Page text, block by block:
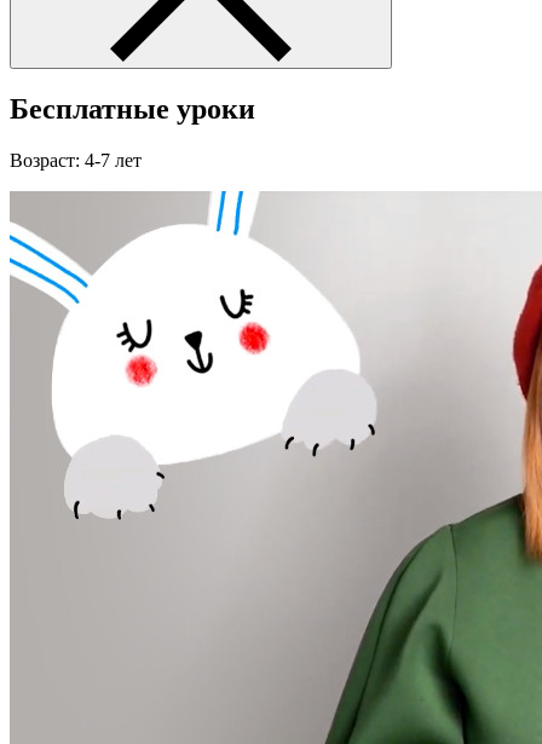
Бесплатные уроки
Возраст: 4-7 лет